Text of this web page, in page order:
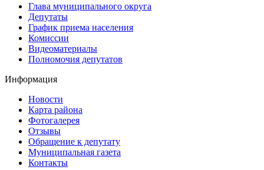
Глава муниципального округа
Депутаты
График приема населения
Комиссии
Видеоматериалы
Полномочия депутатов
Информация
Новости
Карта района
Фотогалерея
Отзывы
Обращение к депутату
Муниципальная газета
Контакты